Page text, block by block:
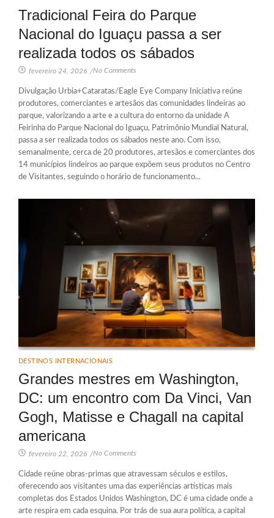
Tradicional Feira do Parque
Nacional do Iguaçu passa a ser
realizada todos os sábados
fevereiro 24, 2026 /No Comments
Divulgação Urbia+Cataratas/Eagle Eye Company Iniciativa reúne
produtores, comerciantes e artesãos das comunidades lindeiras ao
parque, valorizando a arte e a cultura do entorno da unidade A
Feirinha do Parque Nacional do Iguaçu, Patrimônio Mundial Natural,
passa a ser realizada todos os sábados neste ano. Com isso,
semanalmente, cerca de 20 produtores, artesãos e comerciantes dos
14 municípios lindeiros ao parque expõem seus produtos no Centro
de Visitantes, seguindo o horário de funcionamento...
DESTINOS INTERNACIONAIS
Grandes mestres em Washington,
DC: um encontro com Da Vinci, Van
Gogh, Matisse e Chagall na capital
americana
fevereiro 22, 2026 /No Comments
Cidade reúne obras-primas que atravessam séculos e estilos,
oferecendo aos visitantes uma das experiências artísticas mais
completas dos Estados Unidos Washington, DC é uma cidade onde a
arte respira em cada esquina. Por trás de sua aura política, a capital